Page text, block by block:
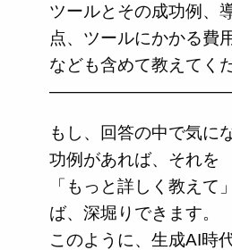
ツールとその成功例、
点、ツールにかかる費
なども含めて教えてく
もし、回答の中で気に
功例があれば、それを
「もっと詳しく教えて
ば、深堀りできます。
このように、生成AI時